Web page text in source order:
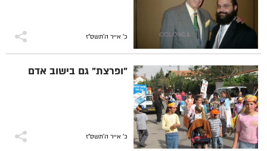
כ' אייר ה׳תשס״ז
"ופרצת" גם בישוב אדם
כ' אייר ה׳תשס״ז